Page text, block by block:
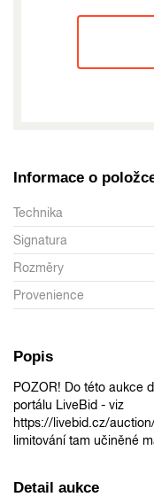
Informace o
Technika
Signatura
Rozměry
Provenience
Popis
POZOR! Do této aukce
portálu LiveBid - viz
https://livebid.cz/
limitování tam učiněné
Detail aukce